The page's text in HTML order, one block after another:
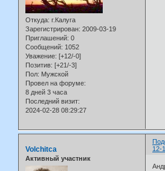
Откуда: г.Калуга
Зарегистрирован: 2009-03-19
Приглашений: 0
Сообщений: 1052
Уважение: [+12/-0]
Позитив: [+21/-3]
Пол: Мужской
Провел на форуме:
8 дней 3 часа
Последний визит:
2024-02-28 08:29:27
12-
Volchitca
Активный участник